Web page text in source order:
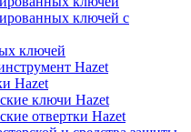
ключей с
ключей
Hazet
Hazet
ключи Hazet
отвертки Hazet